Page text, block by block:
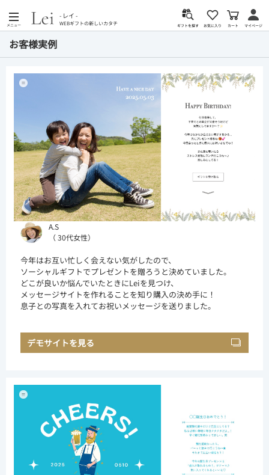
メニュー
- レイ -
WEBギフトの新しいカタチ ギフトを探す お気に入り カート マイページ
お客様実例
A.S
（ 30代女性）
今年はお互い忙しく会えない気がしたので、
ソーシャルギフトでプレゼントを贈ろうと決めていました。
どこが良いか悩んでいたときにLeiを見つけ、
メッセージサイトを作れることを知り購入の決め手に！
息子との写真を入れてお祝いメッセージを送りました。
デモサイトを見る